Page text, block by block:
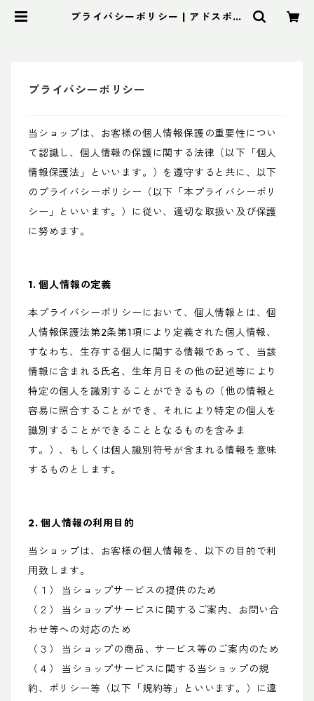
プライバシーポリシー | アドスポー
プライバシーポリシー
当ショップは、お客様の個人情報保護の重要性につい
て認識し、個人情報の保護に関する法律（以下「個人
情報保護法」といいます。）を遵守すると共に、以下
のプライバシーポリシー（以下「本プライバシーポリ
シー」といいます。）に従い、適切な取扱い及び保護
に努めます。
1. 個人情報の定義
本プライバシーポリシーにおいて、個人情報とは、個
人情報保護法第2条第1項により定義された個人情報、
すなわち、生存する個人に関する情報であって、当該
情報に含まれる氏名、生年月日その他の記述等により
特定の個人を識別することができるもの（他の情報と
容易に照合することができ、それにより特定の個人を
識別することができることとなるものを含みま
す。）、もしくは個人識別符号が含まれる情報を意味
するものとします。
2. 個人情報の利用目的
当ショップは、お客様の個人情報を、以下の目的で利
用致します。
（１） 当ショップサービスの提供のため
（２） 当ショップサービスに関するご案内、お問い合
わせ等への対応のため
（３） 当ショップの商品、サービス等のご案内のため
（４） 当ショップサービスに関する当ショップの規
約、ポリシー等（以下「規約等」といいます。）に違